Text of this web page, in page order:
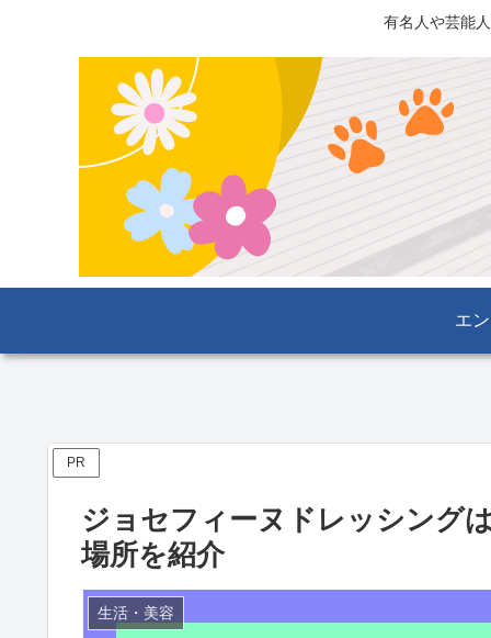
有名人や芸能
エ
PR
ジョセフィーヌドレッシング
場所を紹介
生活・美容